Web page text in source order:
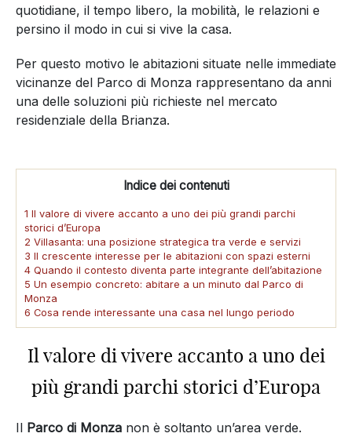
quotidiane, il tempo libero, la mobilità, le relazioni e
persino il modo in cui si vive la casa.
Per questo motivo le abitazioni situate nelle immediate
vicinanze del Parco di Monza rappresentano da anni
una delle soluzioni più richieste nel mercato
residenziale della Brianza.
Indice dei contenuti
1 Il valore di vivere accanto a uno dei più grandi parchi
storici d’Europa
2 Villasanta: una posizione strategica tra verde e servizi
3 Il crescente interesse per le abitazioni con spazi esterni
4 Quando il contesto diventa parte integrante dell’abitazione
5 Un esempio concreto: abitare a un minuto dal Parco di
Monza
6 Cosa rende interessante una casa nel lungo periodo
Il valore di vivere accanto a uno dei
più grandi parchi storici d’Europa
Il Parco di Monza non è soltanto un’area verde.